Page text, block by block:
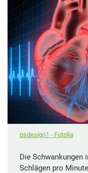
psdesign1 - Fotolia
Die Schwankungen
Schlägen pro